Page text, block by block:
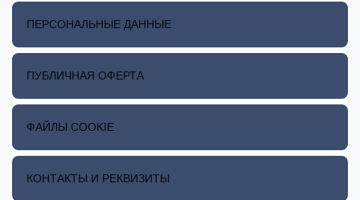
ПЕРСОНАЛЬНЫЕ ДАННЫЕ
ПУБЛИЧНАЯ ОФЕРТА
ФАЙЛЫ COOKIE
КОНТАКТЫ И РЕКВИЗИТЫ